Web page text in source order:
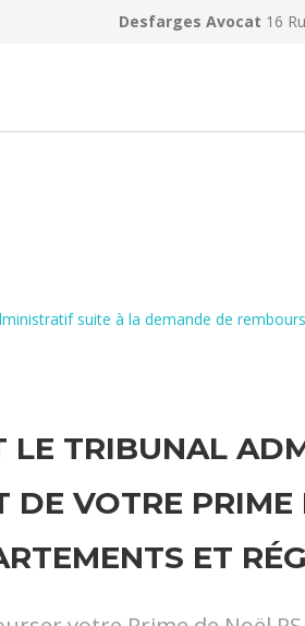
Desfarges Avocat 16
suite à la demande de
LE TRIBUNAL
DE VOTRE
ET